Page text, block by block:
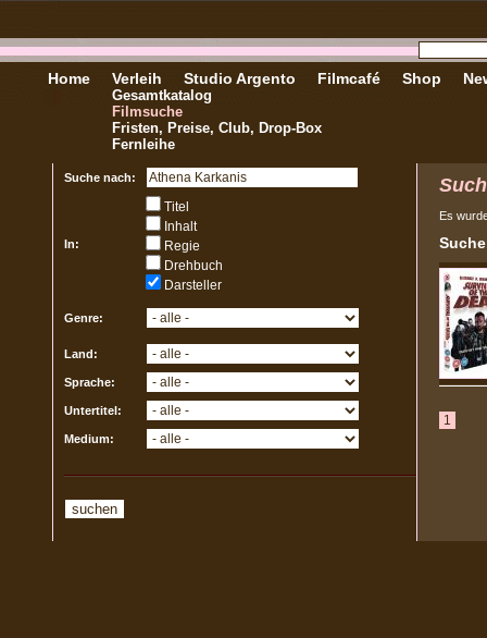
Home Verleih
Gesamtkatalog
Filmsuche
Fristen, Preise, Club, Drop-Box
Fernleihe
Studio Argento Filmcafé Shop
Suche nach:
In:
Titel
Inhalt
Regie
Drehbuch
Darsteller
Genre:
Land:
Sprache:
Untertitel:
Medium:
Es
1